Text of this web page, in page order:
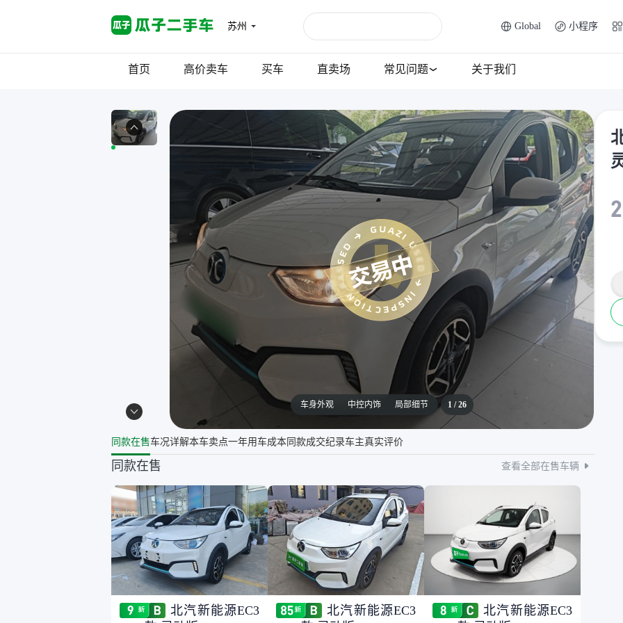
苏州 Global 小程序
首页 高价卖车 买车 直卖场 常见问题 关于我们
车身外观 中控内饰 局部细节 1/26
同款在售车况详解本车卖点一年用车成本同款成交纪录车主真实评价
同款在售 查看全部在售车辆
北汽新能源EC3
北汽新能源EC3
北汽新能源EC3